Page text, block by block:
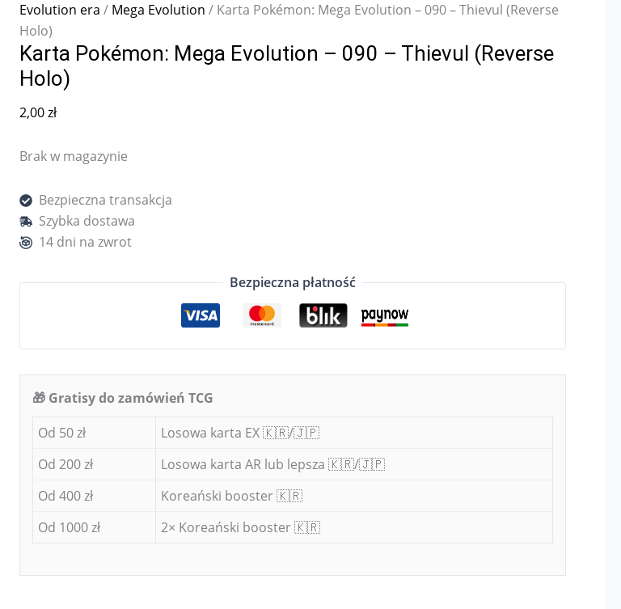
Evolution era / Mega Evolution / Karta Pokémon: Mega Evolution – 090 – Thievul (Reverse
Holo)
Karta Pokémon: Mega Evolution – 090 – Thievul (Reverse
Holo)
2,00zł
Brak w magazynie
Bezpieczna transakcja
Szybka dostawa
14 dni na zwrot
Bezpieczna płatność
🎁 Gratisy do zamówień TCG
Od 50 zł
Losowa karta EX 🇰🇷/🇯🇵
Od 200 zł
Losowa karta AR lub lepsza 🇰🇷/🇯🇵
Od 400 zł
Koreański booster 🇰🇷
Od 1000 zł
2× Koreański booster 🇰🇷